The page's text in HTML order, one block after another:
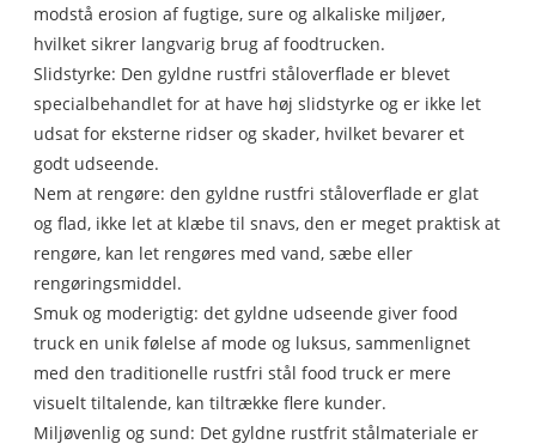
modstå erosion af fugtige, sure og alkaliske miljøer,
hvilket sikrer langvarig brug af foodtrucken.
Slidstyrke: Den gyldne rustfri ståloverflade er blevet
specialbehandlet for at have høj slidstyrke og er ikke let
udsat for eksterne ridser og skader, hvilket bevarer et
godt udseende.
Nem at rengøre: den gyldne rustfri ståloverflade er glat
og flad, ikke let at klæbe til snavs, den er meget praktisk at
rengøre, kan let rengøres med vand, sæbe eller
rengøringsmiddel.
Smuk og moderigtig: det gyldne udseende giver food
truck en unik følelse af mode og luksus, sammenlignet
med den traditionelle rustfri stål food truck er mere
visuelt tiltalende, kan tiltrække flere kunder.
Miljøvenlig og sund: Det gyldne rustfrit stålmateriale er